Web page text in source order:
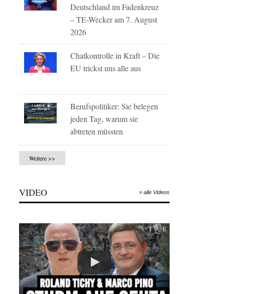
Deutschland im Fadenkreuz
– TE-Wecker am 7. August
2026
Chatkontrolle in Kraft – Die
EU trickst uns alle aus
Berufspolitiker: Sie belegen
jeden Tag, warum sie
abtreten müssten
Weitere >>
VIDEO » alle Videos